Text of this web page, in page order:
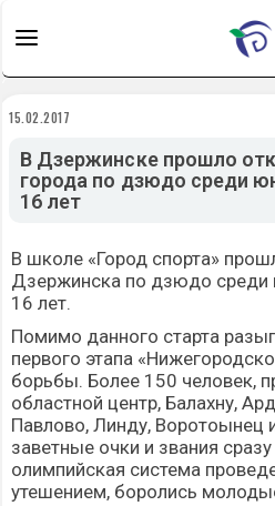
15.02.2017
В Дзержинске прошло
города по дзюдо среди
16 лет
В школе «Город спорта»
Дзержинска по дзюдо
16 лет.
Помимо данного старта
первого этапа
борьбы. Более 150 человек,
областной центр, Балахну,
Павлово, Линду, Воротоынец
заветные очки и звания
олимпийская система
утешением, боролись